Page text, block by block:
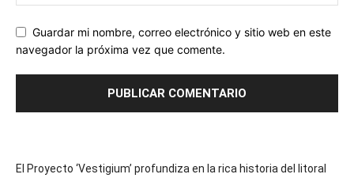
Guardar mi nombre, correo electrónico y sitio web en este
navegador la próxima vez que comente.
El Proyecto ‘Vestigium’ profundiza en la rica historia del litoral